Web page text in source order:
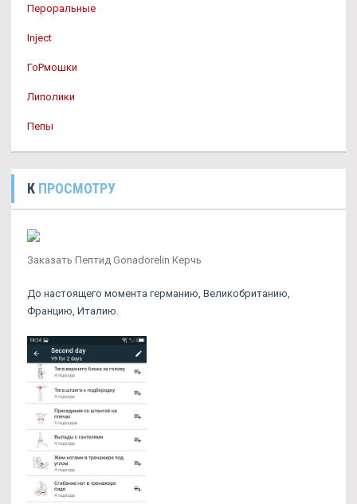
Пероральные
Inject
ГоРмошки
Липолики
Пепы
К ПРОСМОТРУ
Заказать Пептид Gonadorelin Керчь
До настоящего момента германию, Великобританию,
Францию, Италию.